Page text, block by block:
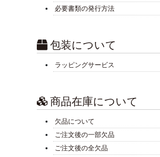
必要書類の発行方法
包装について
ラッピングサービス
商品在庫について
欠品について
ご注文後の一部欠品
ご注文後の全欠品